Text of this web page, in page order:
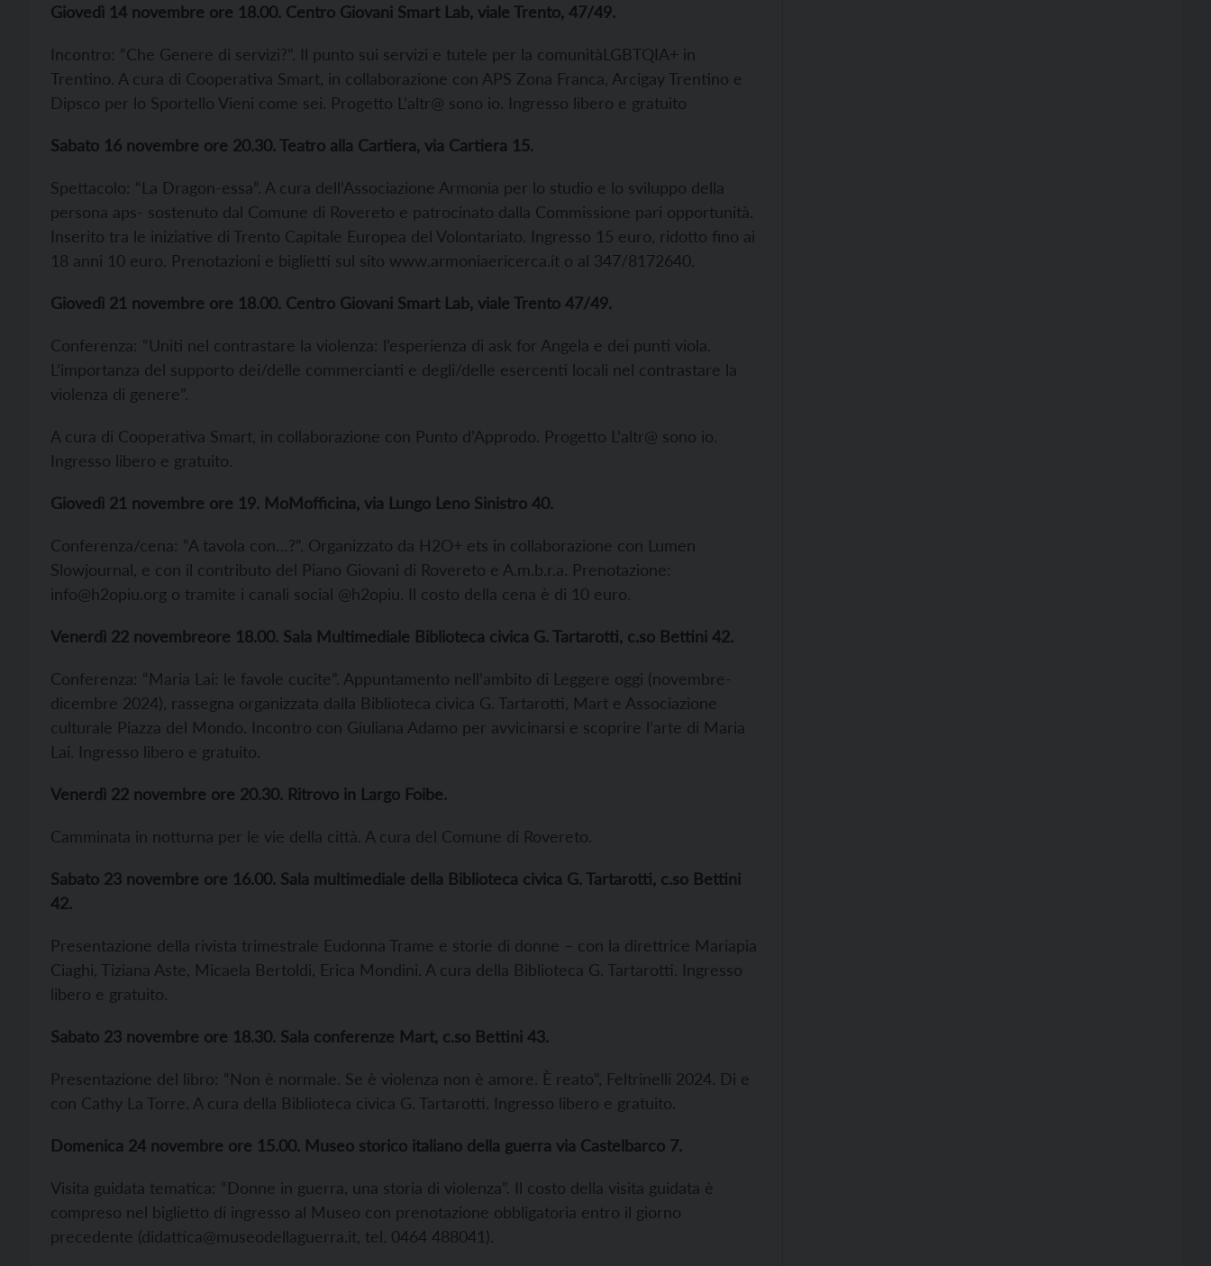
Giovedì 14 novembre ore 18.00. Centro Giovani Smart Lab, viale Trento, 47/49.
Incontro: “Che Genere di servizi?”. Il punto sui servizi e tutele per la comunitàLGBTQIA+ in
Trentino. A cura di Cooperativa Smart, in collaborazione con APS Zona Franca, Arcigay Trentino e
Dipsco per lo Sportello Vieni come sei. Progetto L’altr@ sono io. Ingresso libero e gratuito
Sabato 16 novembre ore 20.30. Teatro alla Cartiera, via Cartiera 15.
Spettacolo: “La Dragon-essa”. A cura dell’Associazione Armonia per lo studio e lo sviluppo della
persona aps- sostenuto dal Comune di Rovereto e patrocinato dalla Commissione pari opportunità.
Inserito tra le iniziative di Trento Capitale Europea del Volontariato. Ingresso 15 euro, ridotto fino ai
18 anni 10 euro. Prenotazioni e biglietti sul sito www.armoniaericerca.it o al 347/8172640.
Giovedì 21 novembre ore 18.00. Centro Giovani Smart Lab, viale Trento 47/49.
Conferenza: “Uniti nel contrastare la violenza: l’esperienza di ask for Angela e dei punti viola.
L’importanza del supporto dei/delle commercianti e degli/delle esercenti locali nel contrastare la
violenza di genere”.
A cura di Cooperativa Smart, in collaborazione con Punto d’Approdo. Progetto L’altr@ sono io.
Ingresso libero e gratuito.
Giovedì 21 novembre ore 19. MoMofficina, via Lungo Leno Sinistro 40.
Conferenza/cena: “A tavola con…?”. Organizzato da H2O+ ets in collaborazione con Lumen
Slowjournal, e con il contributo del Piano Giovani di Rovereto e A.m.b.r.a. Prenotazione:
info@h2opiu.org o tramite i canali social @h2opiu. Il costo della cena è di 10 euro.
Venerdì 22 novembreore 18.00. Sala Multimediale Biblioteca civica G. Tartarotti, c.so Bettini 42.
Conferenza: “Maria Lai: le favole cucite”. Appuntamento nell’ambito di Leggere oggi (novembre-
dicembre 2024), rassegna organizzata dalla Biblioteca civica G. Tartarotti, Mart e Associazione
culturale Piazza del Mondo. Incontro con Giuliana Adamo per avvicinarsi e scoprire l’arte di Maria
Lai. Ingresso libero e gratuito.
Venerdì 22 novembre ore 20.30. Ritrovo in Largo Foibe.
Camminata in notturna per le vie della città. A cura del Comune di Rovereto.
Sabato 23 novembre ore 16.00. Sala multimediale della Biblioteca civica G. Tartarotti, c.so Bettini
42.
Presentazione della rivista trimestrale Eudonna Trame e storie di donne – con la direttrice Mariapia
Ciaghi, Tiziana Aste, Micaela Bertoldi, Erica Mondini. A cura della Biblioteca G. Tartarotti. Ingresso
libero e gratuito.
Sabato 23 novembre ore 18.30. Sala conferenze Mart, c.so Bettini 43.
Presentazione del libro: “Non è normale. Se è violenza non è amore. È reato”, Feltrinelli 2024. Di e
con Cathy La Torre. A cura della Biblioteca civica G. Tartarotti. Ingresso libero e gratuito.
Domenica 24 novembre ore 15.00. Museo storico italiano della guerra via Castelbarco 7.
Visita guidata tematica: “Donne in guerra, una storia di violenza”. Il costo della visita guidata è
compreso nel biglietto di ingresso al Museo con prenotazione obbligatoria entro il giorno
precedente (didattica@museodellaguerra.it, tel. 0464 488041).